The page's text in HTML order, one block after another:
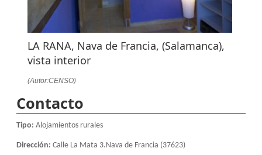
LA RANA, Nava de Francia, (Salamanca),
vista interior
(Autor:CENSO)
Contacto
Tipo:Alojamientos rurales
Dirección:Calle La Mata 3.Nava de Francia (37623)